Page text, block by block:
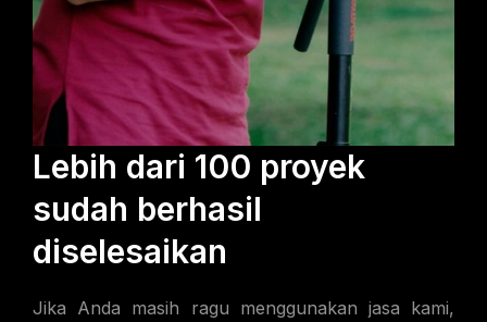
Lebih dari 100 proyek
sudah berhasil
diselesaikan
Jika Anda masih ragu menggunakan jasa kami,